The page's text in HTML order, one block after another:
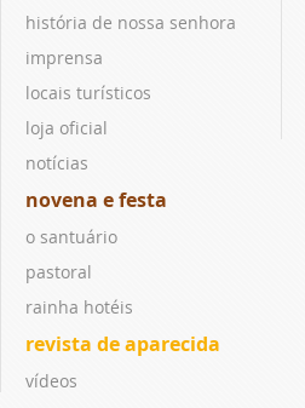
história de nossa senhora
imprensa
locais turísticos
loja oficial
notícias
novena e festa
o santuário
pastoral
rainha hotéis
revista de aparecida
vídeos